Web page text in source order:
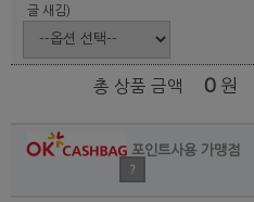
글 새김)
총 상품 금액 0 원
포인트사용 가맹점
?